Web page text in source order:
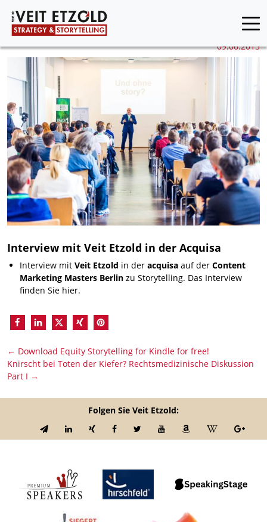
09.06.2015
Interview mit Veit Etzold in der Acquisa
Interview mit Veit Etzold in der acquisa auf der Content
Marketing Masters Berlin zu Storytelling. Das Interview
finden Sie hier.
← Download Equity Storytelling for Kindle for free!
Knirscht bei Toten der Kiefer? Rechtsmedizinische Diskussion
Part I →
Folgen Sie Veit Etzold: